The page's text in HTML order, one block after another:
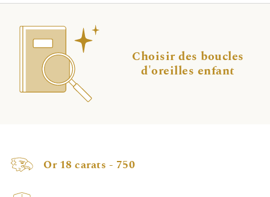
Choisir des boucles
d'oreilles enfant
Or 18 carats - 750